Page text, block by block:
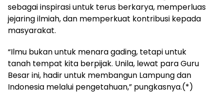
sebagai inspirasi untuk terus berkarya, memperluas
jejaring ilmiah, dan memperkuat kontribusi kepada
masyarakat.
“Ilmu bukan untuk menara gading, tetapi untuk
tanah tempat kita berpijak. Unila, lewat para Guru
Besar ini, hadir untuk membangun Lampung dan
Indonesia melalui pengetahuan,” pungkasnya.(*)